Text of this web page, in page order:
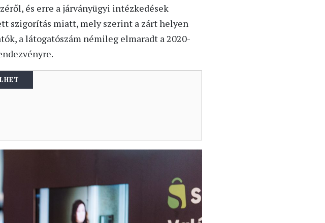
és erre a járványügyi intézkedések
szigorítás miatt, mely szerint a zárt helyen
a látogatószám némileg elmaradt a 2020-